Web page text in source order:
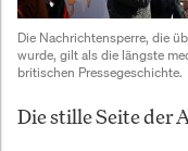
Die Nachrichtensperre, die
wurde, gilt als die längste
britischen Pressegeschichte.
Die stille Seite der